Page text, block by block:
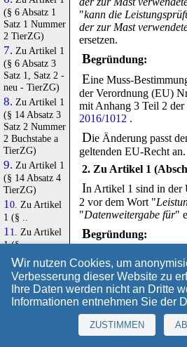
"kann die
der zur Mast
ersetzen.
Begründung:
Eine Muss-
der Verordnung (EU)
mit Anhang 3 Teil 2
2016/1012 .
Die Änderung passt
geltenden EU-Recht an.
2. Zu Artikel 1
In Artikel 1 sind in der
2 vor dem Wort "
"Datenweitergabe für"
Begründung:
Inhalt des Abschnitts
3. Zu Artikel 1 (§ 4
In Artikel 1 ist in § 4
Absatz 2a einzufügen:
(2a)In der Satzung des
(§ 6 Absatz 1
Satz 1 Nummer
2 TierZG)
7. Zu Artikel 1
(§ 6 Absatz 3
Satz 1, Satz 2 -
neu - TierZG)
8. Zu Artikel 1
(§ 14 Absatz 3
Satz 2 Nummer
2 Buchstabe a
TierZG)
9. Zu Artikel 1
(§ 14 Absatz 4
TierZG)
10. Zu Artikel
1 (§ ..
11.
Zu Artikel
1 (§ ..
12.Zu Artikel
1 (§ ..
Wir nutzen Cookies, um
Verbesserung dieser Website zu
Ihre Daten werden nicht an Dritte
Informationen entnehmen Sie der
ZUSTIMMEN